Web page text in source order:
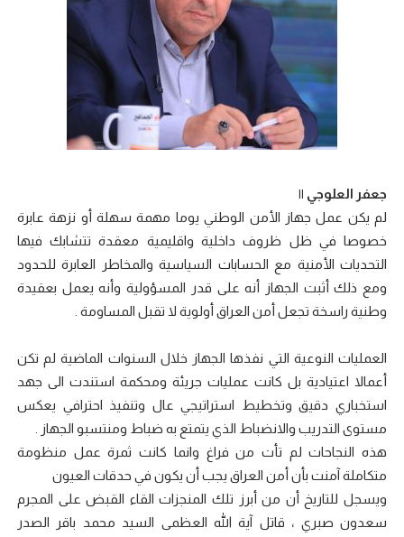
جعفر العلوجي ||
لم يكن عمل جهاز الأمن الوطني يوما مهمة سهلة أو نزهة عابرة
خصوصا في ظل ظروف داخلية واقليمية معقدة تتشابك فيها
التحديات الأمنية مع الحسابات السياسية والمخاطر العابرة للحدود
ومع ذلك أثبت الجهاز أنه على قدر المسؤولية وأنه يعمل بعقيدة
وطنية راسخة تجعل أمن العراق أولوية لا تقبل المساومة .
العمليات النوعية التي نفذها الجهاز خلال السنوات الماضية لم تكن
أعمالا اعتيادية بل كانت عمليات جريئة ومحكمة استندت الى جهد
استخباري دقيق وتخطيط استراتيجي عال وتنفيذ احترافي يعكس
مستوى التدريب والانضباط الذي يتمتع به ضباط ومنتسبو الجهاز .
هذه النجاحات لم تأت من فراغ وانما كانت ثمرة عمل منظومة
متكاملة آمنت بأن أمن العراق يجب أن يكون في حدقات العيون
ويسجل للتاريخ أن من أبرز تلك المنجزات القاء القبض على المجرم
سعدون صبري ، قاتل آية الله العظمى السيد محمد باقر الصدر